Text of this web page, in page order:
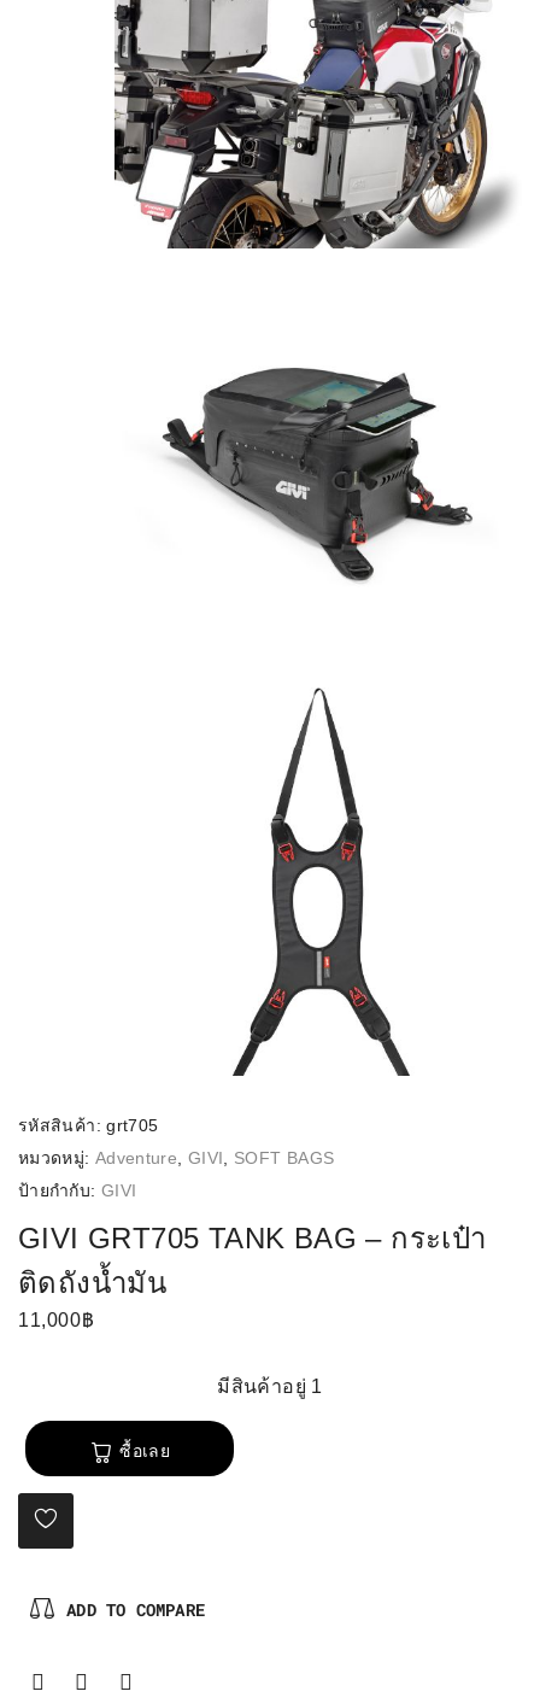
รหัสสินค้า:grt705
หมวดหมู่: Adventure GIVI
SOFT BAGS
ป้ายกำกับ: GIVI
GIVI GRT705 TANK BAG – กระเป๋า
ติดถังนํ้ามัน
11,000฿
มีสินค้าอยู่ 1
ซื้อเลย
ADD TO COMPARE